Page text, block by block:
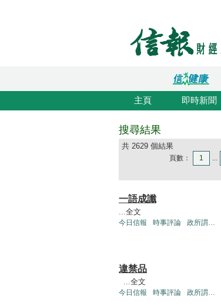
主頁 即時新聞
搜尋結果
共 2629 個結果
頁數： 1 ...
一語成讖
...全文
今日信報 時事評論 政所謂…
違禁品
全文
今日信報 時事評論 政所謂…